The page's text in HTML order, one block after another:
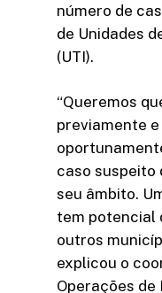
número de
de Unidades
(UTI).
“Queremos
previamente
caso suspeito
seu âmbito.
tem potencial
outros
explicou o
Operações de